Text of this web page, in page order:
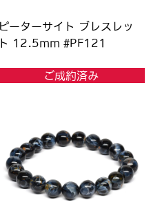
ピーターサイト ブレスレッ
ト 12.5mm #PF121
ご成約済み